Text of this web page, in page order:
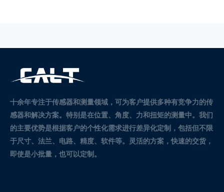
十余年专注于传感器和测量领域，可为客户提供多种有竞争力的传
感器和解决方案。 特别是在位置、角度、力和扭矩的测量中。 我们
的主要优势是根据客户的个性化需求进行差异化定制，包括但不限
于尺寸、法兰、电路、精度、软件等。灵活的方案，快速的交货，
即使是小批量，也可以定制。